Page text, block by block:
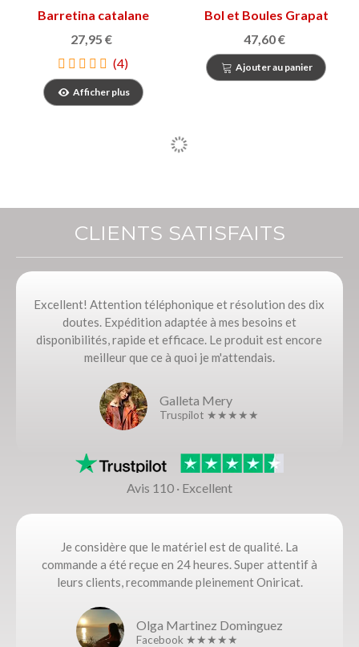
Barretina catalane
27,95 €
(4)
Afficher plus
Bol et Boules Grapat
47,60 €
Ajouter au panier
CLIENTS SATISFAITS
Excellent! Attention téléphonique et résolution des dix
doutes. Expédition adaptée à mes besoins et
disponibilités, rapide et efficace. Le produit est encore
meilleur que ce à quoi je m'attendais.
Galleta Mery
Truspilot ★★★★★
Avis 110 · Excellent
Je considère que le matériel est de qualité. La
commande a été reçue en 24 heures. Super attentif à
leurs clients, recommande pleinement Oniricat.
Olga Martinez Dominguez
Facebook ★★★★★